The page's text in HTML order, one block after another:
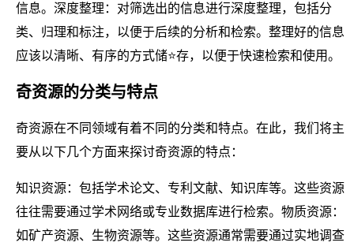
信息。深度整理：对筛选出的信息进行深度整理，包括分
类、归理和标注，以便于后续的分析和检索。整理好的信息
应该以清晰、有序的方式储⭐存，以便于快速检索和使用。
奇资源的分类与特点
奇资源在不同领域有着不同的分类和特点。在此，我们将主
要从以下几个方面来探讨奇资源的特点：
知识资源：包括学术论文、专利文献、知识库等。这些资源
往往需要通过学术网络或专业数据库进行检索。物质资源：
如矿产资源、生物资源等。这些资源通常需要通过实地调查